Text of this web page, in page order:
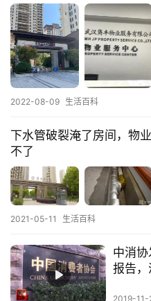
2022-08-09 生活百科
下水管破裂淹了房间，物
不了
2021-05-11 生活百科
中消
报告
2019-11-